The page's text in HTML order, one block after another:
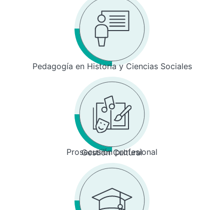
Pedagogía en Historia y Ciencias Sociales
Prosecusión profesional
Gestión Cultural